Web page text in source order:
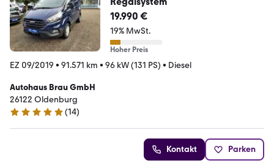
19.990 €
19% MwSt.
Hoher Preis
EZ 09/2019 • 91.571 km • 96 kW (131 PS) • Diesel
Autohaus Brau GmbH
26122 Oldenburg
5 Sterne
(14)
Kontakt Parken